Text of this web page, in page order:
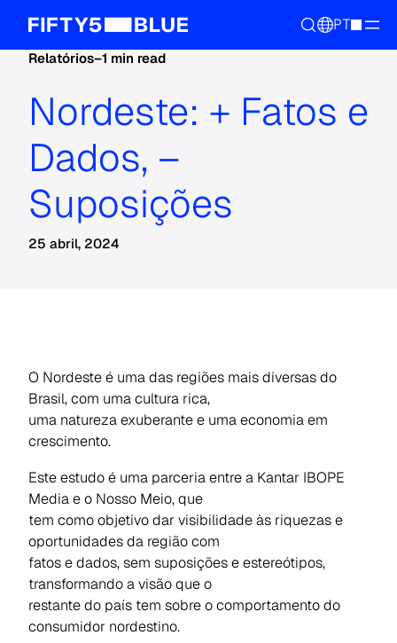
PT
Relatórios–1 min read
Nordeste: + Fatos e
Dados, –
Suposições
25 abril, 2024
O Nordeste é uma das regiões mais diversas do
Brasil, com uma cultura rica,
uma natureza exuberante e uma economia em
crescimento.
Este estudo é uma parceria entre a Kantar IBOPE
Media e o Nosso Meio, que
tem como objetivo dar visibilidade às riquezas e
oportunidades da região com
fatos e dados, sem suposições e estereótipos,
transformando a visão que o
restante do país tem sobre o comportamento do
consumidor nordestino.